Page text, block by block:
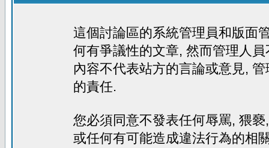
這個討論區的系統管理員和版面
何有爭議性的文章, 然而管理人
內容不代表站方的言論或意見,
的責任.
您必須同意不發表任何辱罵, 猥
或任何有可能造成違法行為的相